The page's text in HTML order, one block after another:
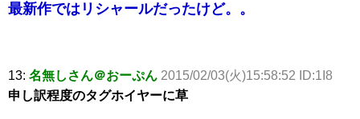
最新作ではリシャールだったけど。。
13: 名無しさん＠おーぷん 2015/02/03(火)15:58:52 ID:1I8
申し訳程度のタグホイヤーに草